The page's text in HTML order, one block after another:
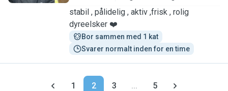
stabil , pålidelig , aktiv ,frisk , rolig
dyreelsker ❤️
Bor sammen med 1 kat
Svarer normalt inden for en time
1 2 3 ... 5